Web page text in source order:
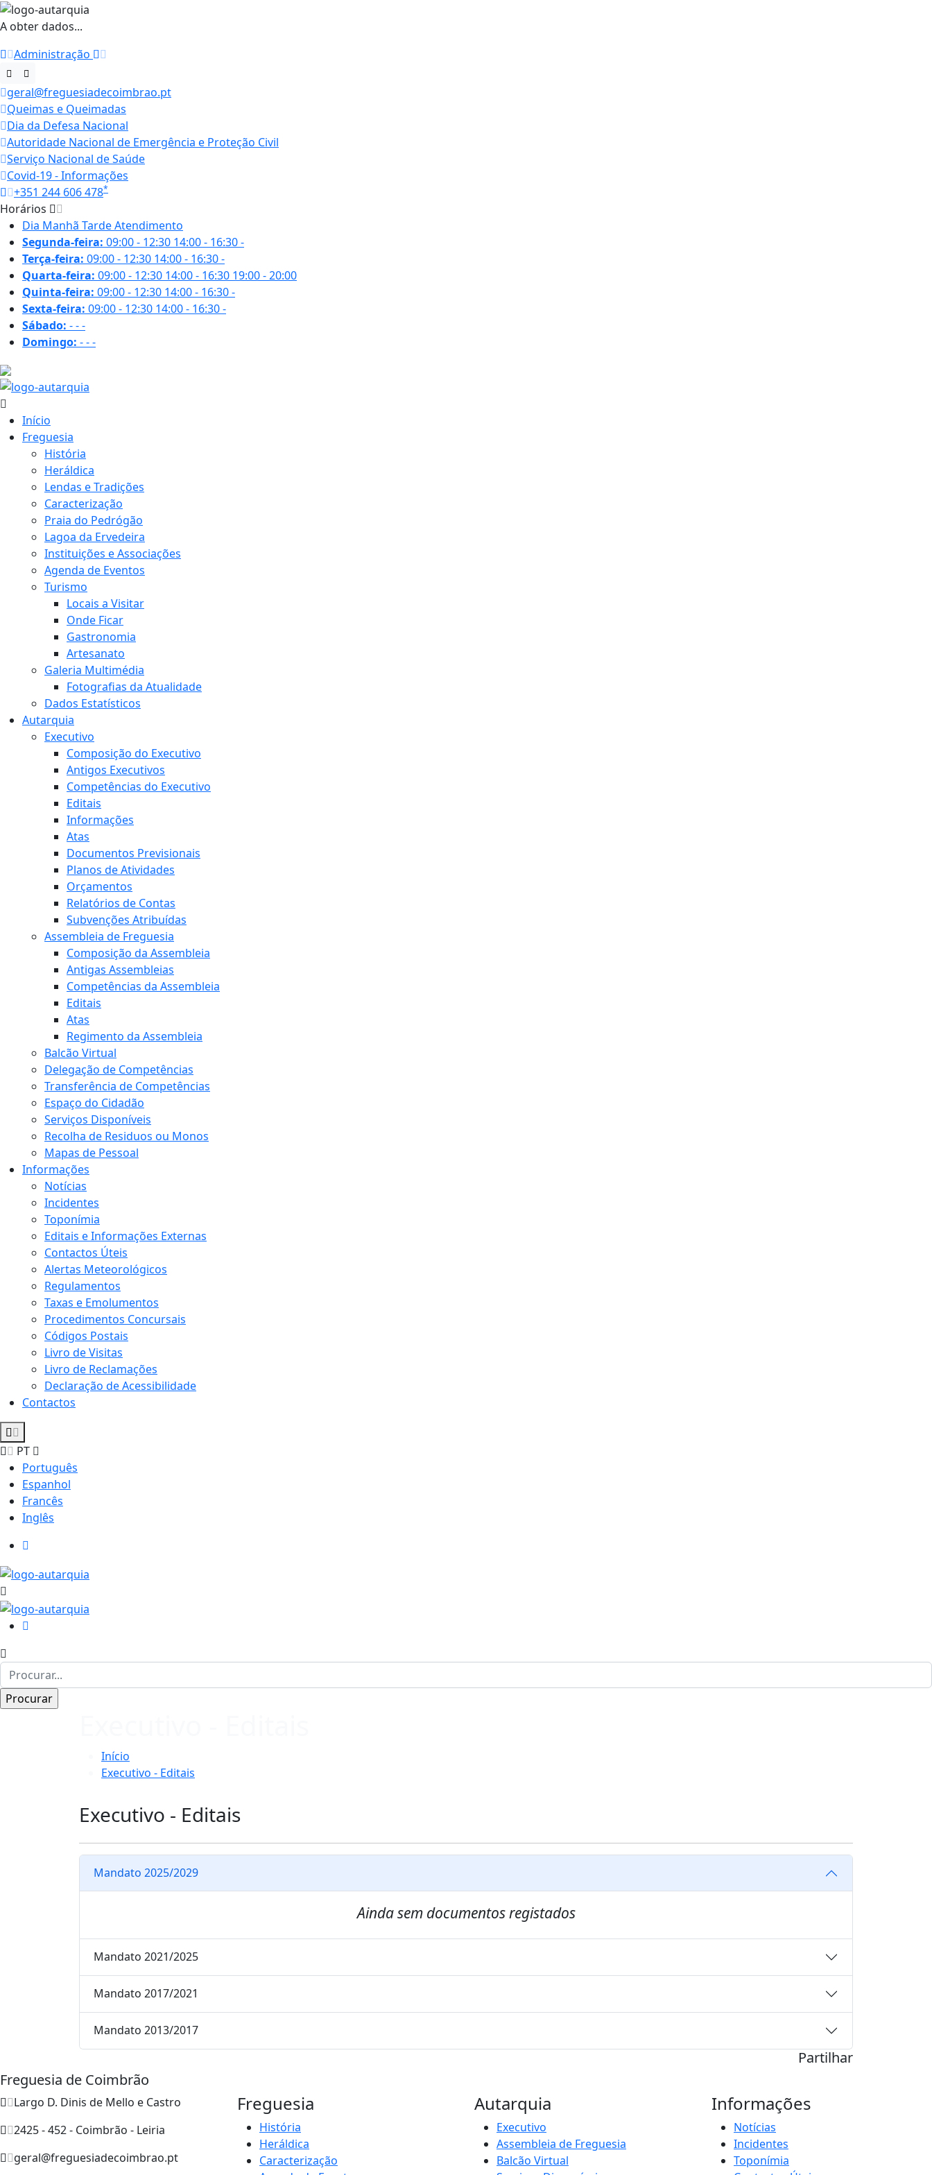
A obter dados...
Administração
geral@freguesiadecoimbrao.pt
Queimas e Queimadas
Dia da Defesa Nacional
Autoridade Nacional de Emergência e Proteção Civil
Serviço Nacional de Saúde
Covid-19 - Informações
+351 244 606 478*
Horários
Dia Manhã TardeAtendimento
Segunda-feira: 09:00 - 12:30 14:00 - 16:30-
Terça-feira: 09:00 - 12:30 14:00 - 16:30-
Quarta-feira: 09:00 - 12:30 14:00 - 16:30 19:00 - 20:00
Quinta-feira: 09:00 - 12:30 14:00 - 16:30-
Sexta-feira: 09:00 - 12:30 14:00 - 16:30-
Sábado: ---
Domingo: ---
Início
Freguesia
História
Heráldica
Lendas e Tradições
Caracterização
Praia do Pedrógão
Lagoa da Ervedeira
Instituições e Associações
Agenda de Eventos
Turismo
Locais a Visitar
Onde Ficar
Gastronomia
Artesanato
Galeria Multimédia
Fotografias da Atualidade
Dados Estatísticos
Autarquia
Executivo
Composição do Executivo
Antigos Executivos
Competências do Executivo
Editais
Informações
Atas
Documentos Previsionais
Planos de Atividades
Orçamentos
Relatórios de Contas
Subvenções Atribuídas
Assembleia de Freguesia
Composição da Assembleia
Antigas Assembleias
Competências da Assembleia
Editais
Atas
Regimento da Assembleia
Balcão Virtual
Delegação de Competências
Transferência de Competências
Espaço do Cidadão
Serviços Disponíveis
Recolha de Residuos ou Monos
Mapas de Pessoal
Informações
Notícias
Incidentes
Toponímia
Editais e Informações Externas
Contactos Úteis
Alertas Meteorológicos
Regulamentos
Taxas e Emolumentos
Procedimentos Concursais
Códigos Postais
Livro de Visitas
Livro de Reclamações
Declaração de Acessibilidade
Contactos
PT
Português
Espanhol
Francês
Inglês
Início
Executivo - Editais
Executivo - Editais
Mandato 2025/2029
Ainda sem documentos registados
Mandato 2021/2025
Mandato 2017/2021
Mandato 2013/2017
Partilhar
Freguesia de Coimbrão
Largo D. Dinis de Mello e Castro
2425 - 452 - Coimbrão - Leiria
geral@freguesiadecoimbrao.pt
Freguesia
História
Heráldica
Caracterização
Autarquia
Executivo
Assembleia de Freguesia
Balcão Virtual
Informações
Notícias
Incidentes
Toponímia